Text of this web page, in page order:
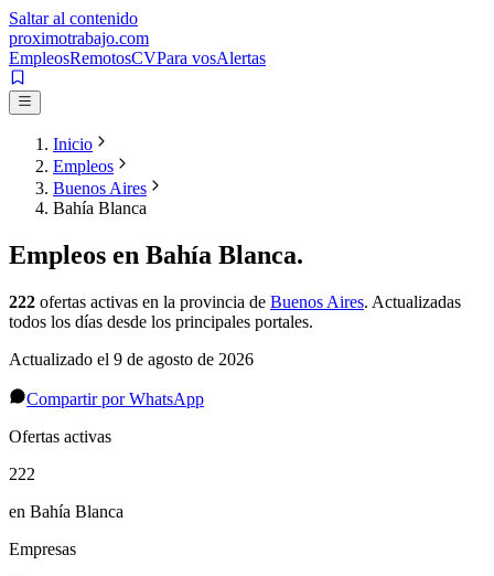
Saltar al contenido
proximotrabajo.com
EmpleosRemotosCVPara vosAlertas
Inicio
Empleos
Buenos Aires
Bahía Blanca
Empleos en Bahía Blanca.
222 ofertas activas en la provincia de Buenos Aires. Actualizadas
todos los días desde los principales portales.
Actualizado el 9 de agosto de 2026
Compartir por WhatsApp
Ofertas activas
222
en Bahía Blanca
Empresas